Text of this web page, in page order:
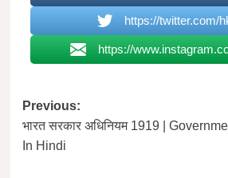
https://twitter.com/
https://
Post
navigation
Previous:
भारत सरकार अधिनियम 1919 |
In Hindi